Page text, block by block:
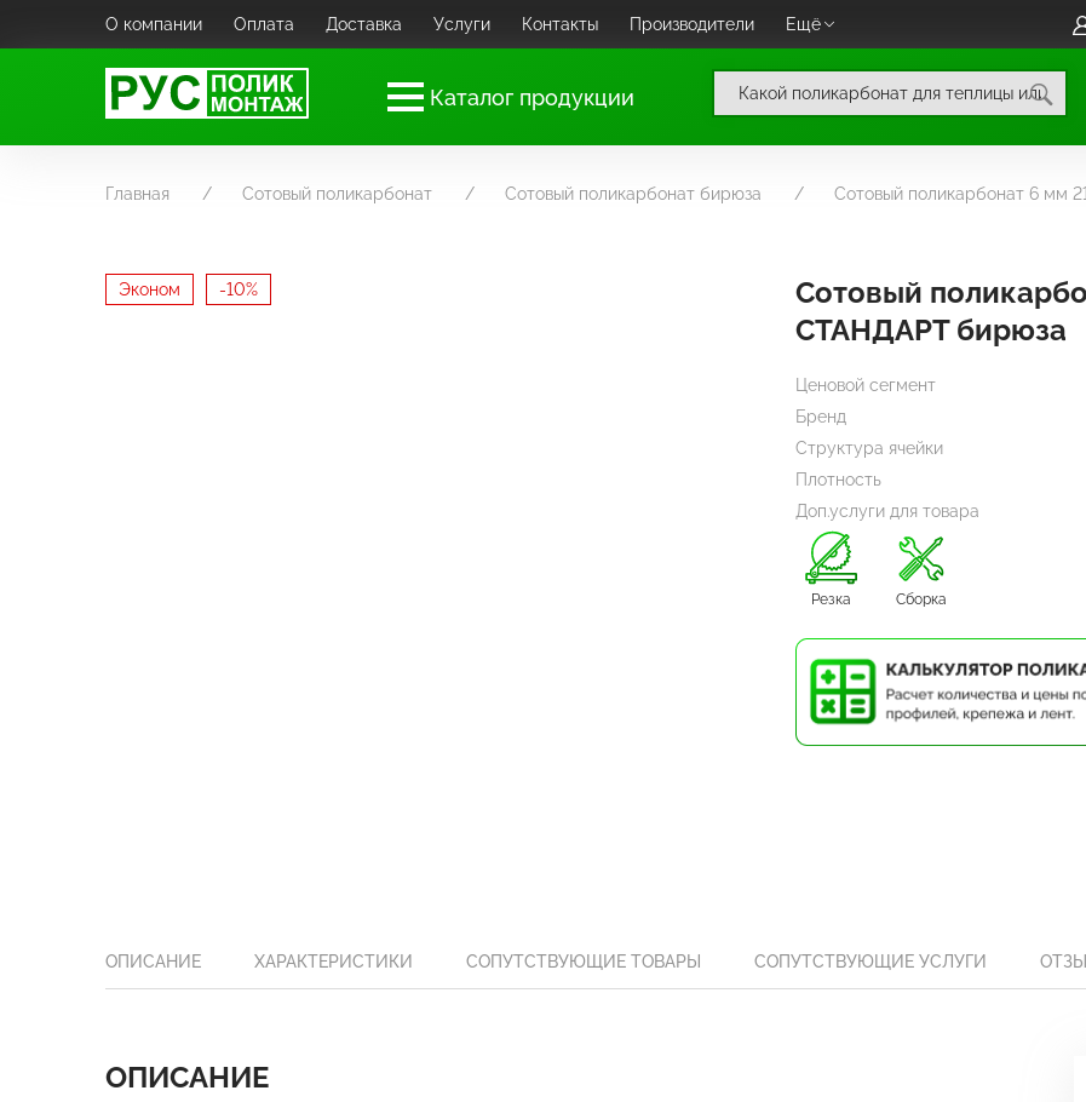
О компании Оплата Доставка Услуги Контакты Производители Ещё
Каталог продукции
Главная Сотовый поликарбонат Сотовый поликарбонат бирюза Сотовый поликарбонат 6
Эконом -10%
Сотовый
СТАНДАРТ бирюза
Ценовой сегмент
Бренд
Структура ячейки
Плотность
Доп.услуги для товара
Резка Сборка
ОПИСАНИЕ ХАРАКТЕРИСТИКИ СОПУТСТВУЮЩИЕ ТОВАРЫ СОПУТСТВУЮЩИЕ УСЛУГИ
ОПИСАНИЕ